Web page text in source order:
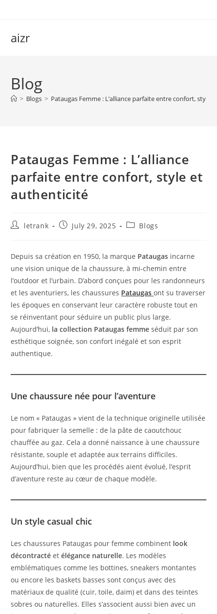
aizr
Blog
> Blogs > Pataugas Femme : L’alliance parfaite entre confort, style
Pataugas Femme : L’alliance
parfaite entre confort, style et
authenticité
Postletrank
PostJuly 29, 2025
PostBlogs
Depuis sa création en 1950, la marque Pataugas incarne
une vision unique de la chaussure, à mi-chemin entre
l’outdoor et l’urbain. D’abord conçues pour les randonneurs
et les aventuriers, les chaussures Pataugasont su traverser
les époques en conservant leur caractère robuste tout en
se réinventant pour séduire un public plus large.
Aujourd’hui, la collection Pataugas femme séduit par son
esthétique soignée, son confort inégalé et son esprit
authentique.
Une chaussure née pour l’aventure
Le nom « Pataugas » vient de la technique originelle utilisée
pour fabriquer la semelle : de la pâte de caoutchouc
chauffée au gaz. Cela a donné naissance à une chaussure
résistante, souple et adaptée aux terrains difficiles.
Aujourd’hui, bien que les procédés aient évolué, l’esprit
d’aventure reste au cœur de chaque modèle.
Un style casual chic
Les chaussures Pataugas pour femme combinent look
décontracté etélégance naturelle. Les modèles
emblématiques comme les bottines, sneakers montantes
ou encore les baskets basses sont conçus avec des
matériaux de qualité (cuir, toile, daim) et dans des teintes
sobres ou naturelles. Elles s’associent aussi bien avec un